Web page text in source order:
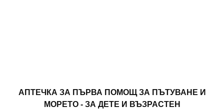
АПТЕЧКА ЗА ПЪРВА ПОМОЩ ЗА ПЪТУВАНЕ И
МОРЕТО - ЗА ДЕТЕ И ВЪЗРАСТЕН